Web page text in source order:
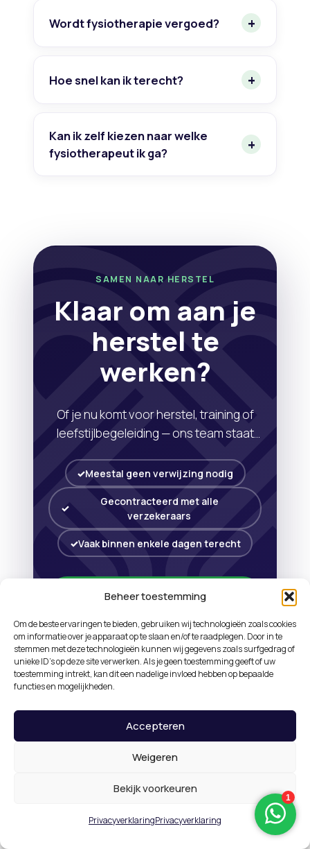
Beheer toestemming
Om de beste ervaringen te bieden, gebruiken wij technologieën zoals cookies
om informatie over je apparaat op te slaan en/of te raadplegen. Door in te
stemmen met deze technologieën kunnen wij gegevens zoals surfgedrag of
unieke ID's op deze site verwerken. Als je geen toestemming geeft of uw
toestemming intrekt, kan dit een nadelige invloed hebben op bepaalde
functies en mogelijkheden.
Accepteren
Weigeren
Bekijk voorkeuren
PrivacyverklaringPrivacyverklaring
Wordt fysiotherapie vergoed?
Hoe snel kan ik terecht?
Kan ik zelf kiezen naar welke
fysiotherapeut ik ga?
SAMEN NAAR HERSTEL
Klaar om aan je
herstel te
werken?
Of je nu komt voor herstel, training of
leefstijlbegeleiding — ons team staat
en professionele begeleiding.
Meestal geen verwijzing nodig
Gecontracteerd met alle
verzekeraars
Vaak binnen enkele dagen terecht
Direct een afspraak maken
Bel 0165 560 294
Partners en organisaties waarmee wij samenwerken
of bij zijn aangesloten